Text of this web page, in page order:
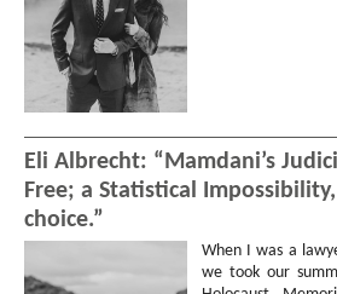
Eli Albrecht: “Mamdani’s
Free; a Statistical
choice.”
When I was a
we took our